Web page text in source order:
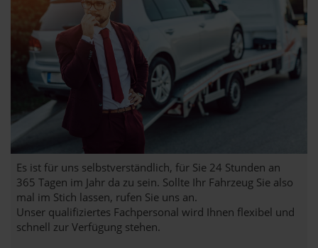
Es ist für uns selbstverständlich, für Sie 24 Stunden an
365 Tagen im Jahr da zu sein. Sollte Ihr Fahrzeug Sie also
mal im Stich lassen, rufen Sie uns an.
Unser qualifiziertes Fachpersonal wird Ihnen flexibel und
schnell zur Verfügung stehen.